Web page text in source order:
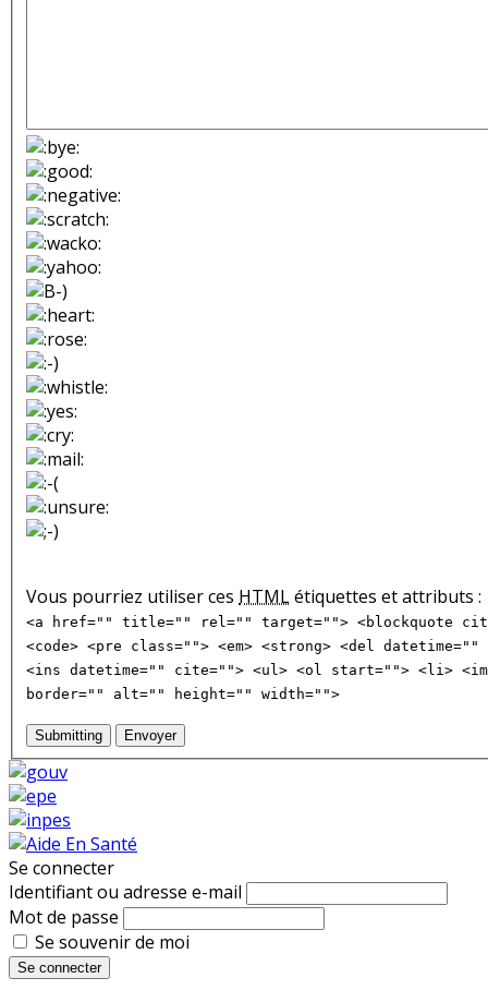
Vous pourriez utiliser ces HTMLétiquettes et attributs :
<a href="" title="" rel="" target=""> <blockquote
<code> <pre class=""> <em> <strong> <del
<ins datetime="" cite=""> <ul> <ol start=""> <li>
border="" alt="" height="" width="">
Submitting Envoyer
Se connecter
Identifiant ou adresse e-mail
Mot de passe
Se souvenir de moi
Se connecter